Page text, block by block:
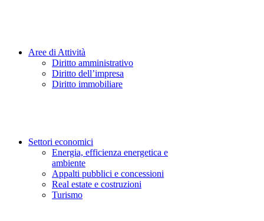
Aree di Attività
Diritto amministrativo
Diritto dell’impresa
Diritto immobiliare
Settori economici
Energia, efficienza energetica e
ambiente
Appalti pubblici e concessioni
Real estate e costruzioni
Turismo